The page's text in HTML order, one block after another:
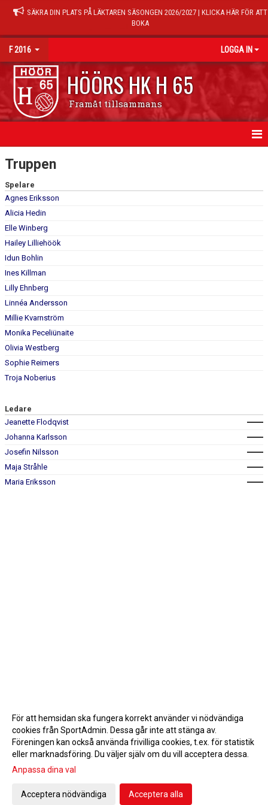
SÄKRA DIN PLATS PÅ LÄKTAREN SÄSONGEN 2026/2027 | KLICKA HÄR FÖR ATT
BOKA
F 2016 LOGGA IN
HÖÖRS HK H 65
Framåt tillsammans
HEM
NYHETER
KALENDER
TRUPPEN
BILDGALLERI
DOKUMENT
KONTAKT
Truppen
Spelare
Agnes Eriksson
Alicia Hedin
Elle Winberg
Hailey Lilliehöök
Idun Bohlin
Ines Killman
Lilly Ehnberg
Linnéa Andersson
Millie Kvarnström
Monika Peceliünaite
Olivia Westberg
Sophie Reimers
Troja Noberius
Ledare
Jeanette Flodqvist
Johanna Karlsson
Josefin Nilsson
Maja Stråhle
Maria Eriksson
Gå till Webbversion
För att hemsidan ska fungera korrekt använder vi nödvändiga
cookies från SportAdmin. Dessa går inte att stänga av.
Föreningen kan också använda frivilliga cookies, t.ex. för statistik
eller marknadsföring. Du väljer själv om du vill acceptera dessa.
Anpassa dina val
Acceptera nödvändiga Acceptera alla